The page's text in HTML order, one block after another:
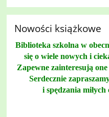
Nowości książkowe
Biblioteka szkolna w
się o wiele nowych i
Zapewne zainteresują
Serdecznie
i spędzania